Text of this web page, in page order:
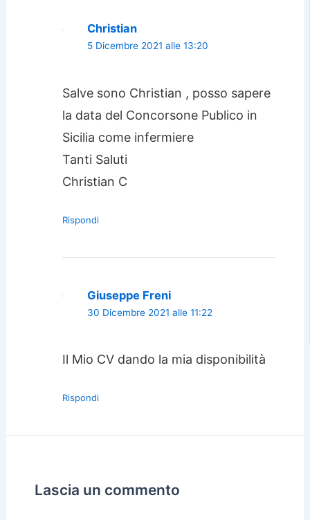
Christian
5 Dicembre 2021 alle 13:20
Salve sono Christian , posso sapere
la data del Concorsone Publico in
Sicilia come infermiere
Tanti Saluti
Christian C
Rispondi
Giuseppe Freni
30 Dicembre 2021 alle 11:22
Il Mio CV dando la mia disponibilità
Rispondi
Lascia un commento